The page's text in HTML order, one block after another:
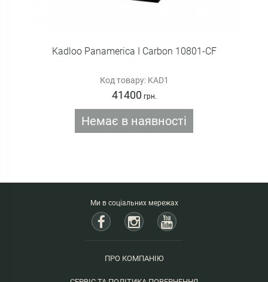
Kadloo Panamerica I Carbon 10801-CF
Код товару: KAD1
41400 грн.
Немає в наявності
Ми в соціальних мережах
ПРО КОМПАНІЮ